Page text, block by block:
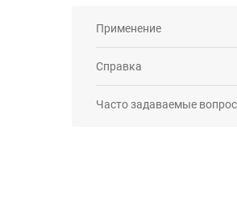
Применение
Справка
Часто задаваемые